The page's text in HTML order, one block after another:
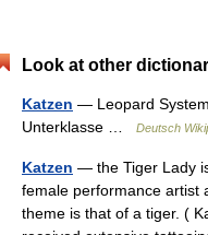
Look at other
Katzen — Leopard
Unterklasse …
Deutsch
Katzen — the Tiger Lady
female performance artist
theme is that of a tiger. (